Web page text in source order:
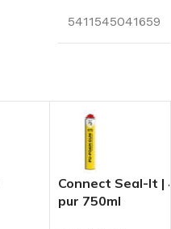
5411545041659
Connect Seal-It |
pur 750ml